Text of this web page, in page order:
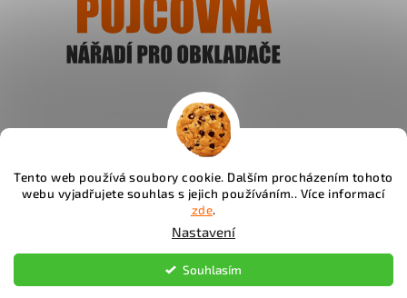
Tento web používá soubory cookie. Dalším procházením tohoto
webu vyjadřujete souhlas s jejich používáním.. Více informací
zde.
Nastavení
Souhlasím
Ukázat
Instagram
Fachos.cz. Všechna práva vyhrazena.